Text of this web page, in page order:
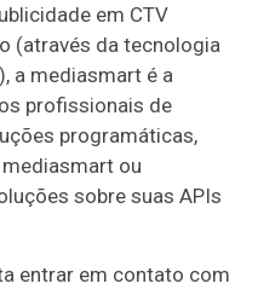
em CTV
(através da tecnologia
a mediasmart é a
profissionais de
programáticas,
ou
sobre suas APIs
entrar em contato com